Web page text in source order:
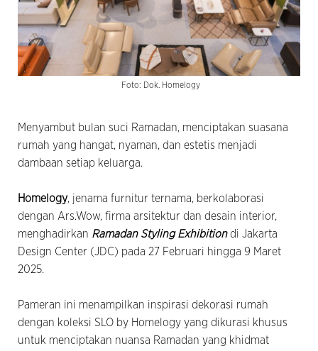
Foto: Dok. Homelogy
Menyambut bulan suci Ramadan, menciptakan suasana
rumah yang hangat, nyaman, dan estetis menjadi
dambaan setiap keluarga.
Homelogy, jenama furnitur ternama, berkolaborasi
dengan Ars.Wow, firma arsitektur dan desain interior,
menghadirkan Ramadan Styling Exhibitiondi Jakarta
Design Center (JDC) pada 27 Februari hingga 9 Maret
2025.
Pameran ini menampilkan inspirasi dekorasi rumah
dengan koleksi SLO by Homelogy yang dikurasi khusus
untuk menciptakan nuansa Ramadan yang khidmat